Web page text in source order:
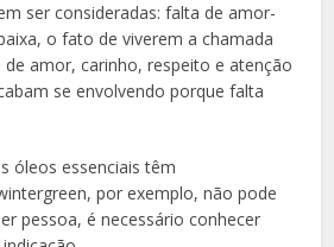
ser consideradas: falta de amor-
o fato de viverem a chamada
de amor, carinho, respeito e atenção
se envolvendo porque falta
óleos essenciais têm
por exemplo, não pode
pessoa, é necessário conhecer